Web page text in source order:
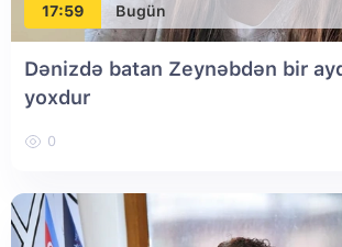
17:59 Bugün
Dənizdə batan Zeynəbdən bir
yoxdur
0